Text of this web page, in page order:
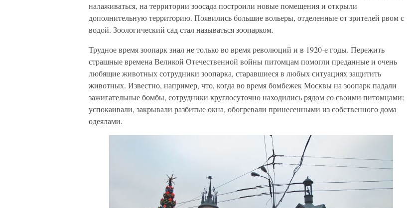
налаживаться, на территории зоосада построили новые помещения и открыли
дополнительную территорию. Появились большие вольеры, отделенные от зрителей рвом с
водой. Зоологический сад стал называться зоопарком.
Трудное время зоопарк знал не только во время революций и в 1920-е годы. Пережить
страшные времена Великой Отечественной войны питомцам помогли преданные и очень
любящие животных сотрудники зоопарка, старавшиеся в любых ситуациях защитить
животных. Известно, например, что, когда во время бомбежек Москвы на зоопарк падали
зажигательные бомбы, сотрудники круглосуточно находились рядом со своими питомцами:
успокаивали, закрывали разбитые окна, обогревали принесенными из собственного дома
одеялами.